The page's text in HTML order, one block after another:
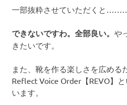
一部抜粋させていただくと
できないですわ。全部良い。 や
きたいです。
また、靴を作る楽しさを広める
Reflect Voice Order【REVO】
います。